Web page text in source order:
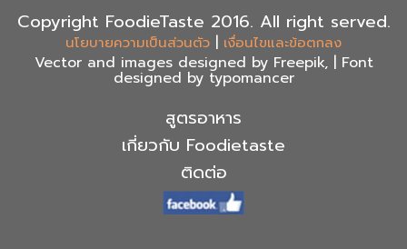
Copyright FoodieTaste 2016. All right served.
นโยบายความเป็นส่วนตัว | เงื่อนไขและข้อตกลง
Vector and images designed by Freepik, | Font
designed by typomancer
สูตรอาหาร
เกี่ยวกับ Foodietaste
ติดต่อ